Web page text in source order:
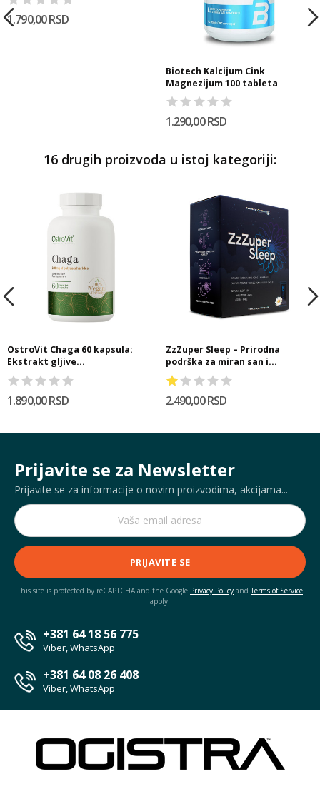
1.790,00 RSD
Biotech Kalcijum Cink
Magnezijum 100 tableta
1.290,00 RSD
16 drugih proizvoda u istoj kategoriji:
OstroVit Chaga 60 kapsula:
Ekstrakt gljive...
1.890,00 RSD
ZzZuper Sleep – Prirodna
podrška za miran san i...
2.490,00 RSD
Prijavite se za Newsletter
Prijavite se za informacije o novim proizvodima, akcijama...
PRIJAVITE SE
This site is protected by reCAPTCHA and the Google Privacy Policy andTerms of Service
apply.
+381 64 18 56 775
Viber, WhatsApp
+381 64 08 26 408
Viber, WhatsApp